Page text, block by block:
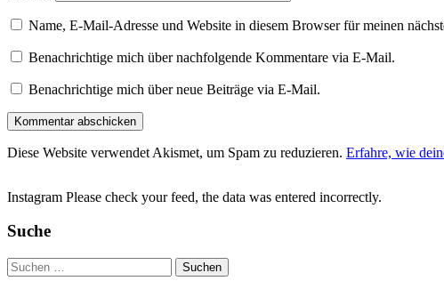
Name, E-Mail-Adresse und Website in diesem Browser für meinen
Benachrichtige mich über nachfolgende Kommentare via E-Mail.
Benachrichtige mich über neue Beiträge via E-Mail.
Diese Website verwendet Akismet, um Spam zu reduzieren. Erfahre, wie
Instagram Please check your feed, the data was entered incorrectly.
Suche
Suchen
nach: